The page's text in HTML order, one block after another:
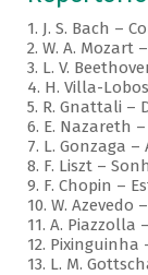
1. J. S. Bach –
2. W. A. Mozart
3. L. V.
4. H. Villa-
5. R. Gnattali –
6. E. Nazareth
7. L. Gonzaga –
8. F. Liszt –
9. F. Chopin –
10. W. Azevedo
11. A. Piazzolla
12. Pixinguinha
13. L. M.